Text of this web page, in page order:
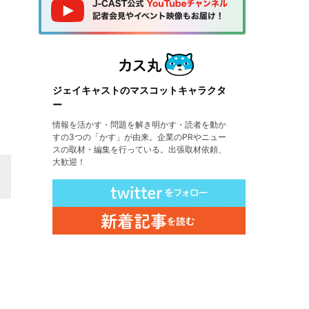
ジェイキャストのマスコットキャラクタ
ー
情報を活かす・問題を解き明かす・読者を動か
すの3つの「かす」が由来。企業のPRやニュー
スの取材・編集を行っている。出張取材依頼、
大歓迎！